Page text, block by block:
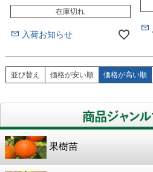
在庫切れ
入荷お知らせ
並び替え 価格が安い順 価格が高い順
果樹苗